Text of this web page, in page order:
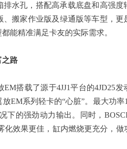
水孔，搭配高承载底盘和高强度
搬家作业版及绿通版等车型，更
能精准满足卡友的实际需求。
路
搭载了源于4JJ1平台的4JD25发
EM系列轻卡的“心脏”。最大功率
下的强劲动力输出。同时，
化效果更佳，缸内燃烧更充分，做